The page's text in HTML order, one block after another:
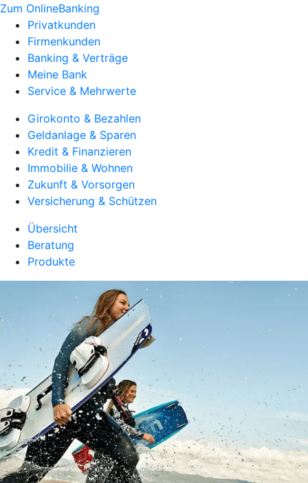
Zum OnlineBanking
Privatkunden
Firmenkunden
Banking & Verträge
Meine Bank
Service & Mehrwerte
Girokonto & Bezahlen
Geldanlage & Sparen
Kredit & Finanzieren
Immobilie & Wohnen
Zukunft & Vorsorgen
Versicherung & Schützen
Übersicht
Beratung
Produkte